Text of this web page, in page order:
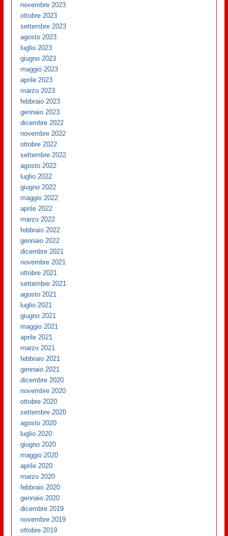
novembre 2023
ottobre 2023
settembre 2023
agosto 2023
luglio 2023
giugno 2023
maggio 2023
aprile 2023
marzo 2023
febbraio 2023
gennaio 2023
dicembre 2022
novembre 2022
ottobre 2022
settembre 2022
agosto 2022
luglio 2022
giugno 2022
maggio 2022
aprile 2022
marzo 2022
febbraio 2022
gennaio 2022
dicembre 2021
novembre 2021
ottobre 2021
settembre 2021
agosto 2021
luglio 2021
giugno 2021
maggio 2021
aprile 2021
marzo 2021
febbraio 2021
gennaio 2021
dicembre 2020
novembre 2020
ottobre 2020
settembre 2020
agosto 2020
luglio 2020
giugno 2020
maggio 2020
aprile 2020
marzo 2020
febbraio 2020
gennaio 2020
dicembre 2019
novembre 2019
ottobre 2019